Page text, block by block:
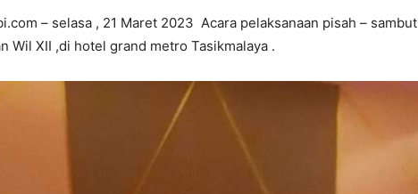
– selasa , 21 Maret 2023 Acara pelaksanaan pisah – sambut
Wil XII ,di hotel grand metro Tasikmalaya .